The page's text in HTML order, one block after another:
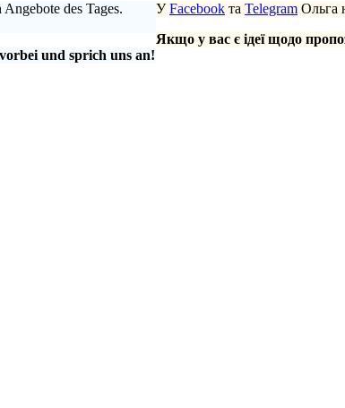
des Tages.
und sprich uns an!
УFacebook та Telegram Ольга
Якщо у вас є ідеї щодо